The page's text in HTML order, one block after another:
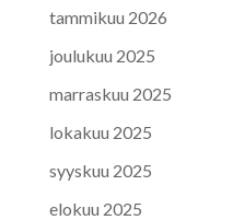
tammikuu 2026
joulukuu 2025
marraskuu 2025
lokakuu 2025
syyskuu 2025
elokuu 2025